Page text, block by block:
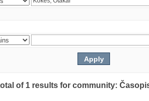
of 1 results for community: